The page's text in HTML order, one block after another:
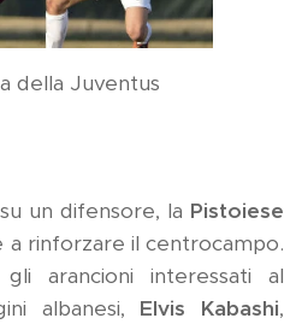
della Juventus
un difensore, la Pistoiese
a rinforzare il centrocampo.
arancioni interessati al
albanesi, Elvis Kabashi,